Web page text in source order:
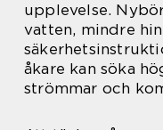
upplevelse.
vatten, mindre
åkare kan söka
strömmar och